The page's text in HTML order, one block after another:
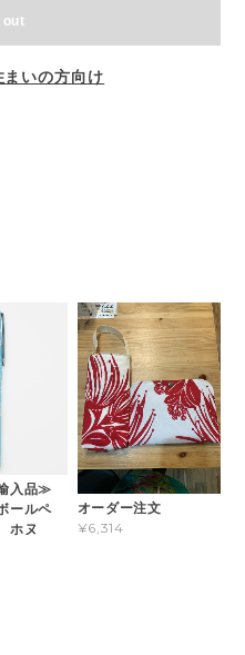
out
まいの方向け
入品≫
ールペ
ホヌ
オーダー注文
¥6,314